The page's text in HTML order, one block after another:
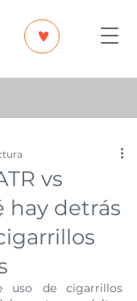
vs
hay detrás
uso de cigarrillos